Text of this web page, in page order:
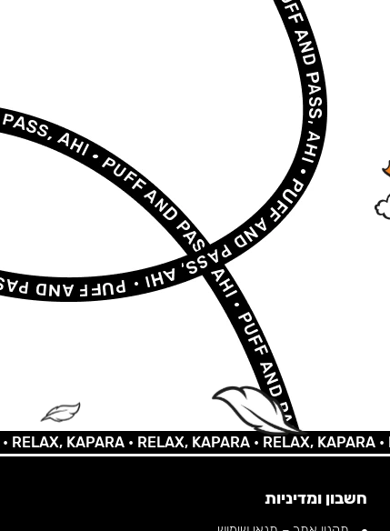
KAPARA •RELAX, KAPARA •RELAX, KAPARA •
חשבון ומדיניות